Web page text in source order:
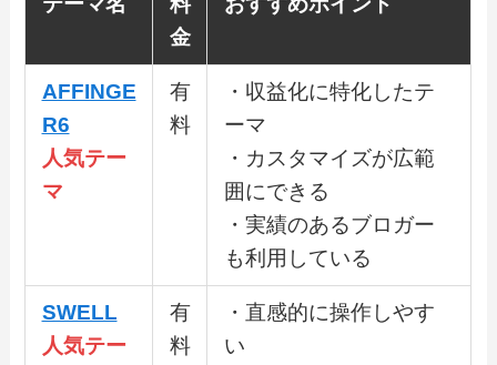
金
AFFINGE
R6
人気テー
マ
有
料
・収益化に特化したテ
ーマ
・カスタマイズが広範
囲にできる
・実績のあるブロガー
も利用している
SWELL
人気テー
有
料
・直感的に操作しやす
い